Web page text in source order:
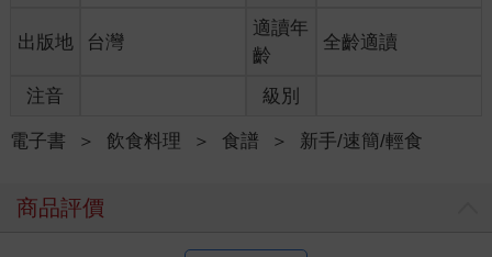
出版地 台灣
適讀年
齡
全齡適讀
注音 級別
電子書 ＞ 飲食料理 ＞ 食譜 ＞ 新手/速簡/輕食
商品評價